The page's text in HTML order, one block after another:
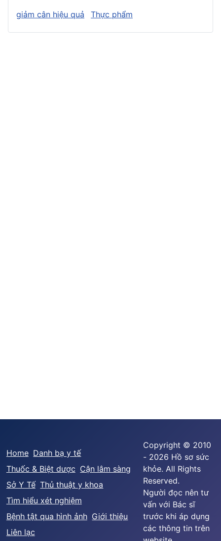
giảm cân hiệu quả
Thực phẩm
Home Danh bạ y tế
Thuốc & Biệt dược Cận lâm sàng
Sở Y Tế Thủ thuật y khoa
Tìm hiểu xét nghiệm
Bệnh tật qua hình ảnh Giới thiệu
Liên lạc
Copyright © 2010
- 2026 Hồ sơ sức
khỏe. All Rights
Reserved.
Người đọc nên tư
vấn với Bác sĩ
trước khi áp dụng
các thông tin trên